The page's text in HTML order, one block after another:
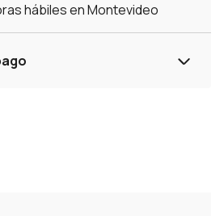
hábiles en Montevideo